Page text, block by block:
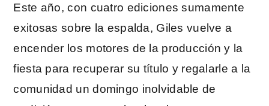
Este año, con cuatro ediciones sumamente
exitosas sobre la espalda, Giles vuelve a
encender los motores de la producción y la
fiesta para recuperar su título y regalarle a la
comunidad un domingo inolvidable de